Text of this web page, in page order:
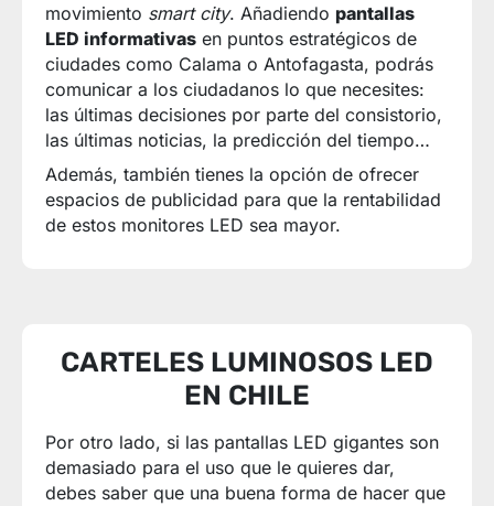
movimiento smart city. Añadiendo pantallas
LED informativasen puntos estratégicos de
ciudades como Calama o Antofagasta, podrás
comunicar a los ciudadanos lo que necesites:
las últimas decisiones por parte del consistorio,
las últimas noticias, la predicción del tiempo…
Además, también tienes la opción de ofrecer
espacios de publicidad para que la rentabilidad
de estos monitores LED sea mayor.
CARTELES LUMINOSOS LED
EN CHILE
Por otro lado, si las pantallas LED gigantes son
demasiado para el uso que le quieres dar,
debes saber que una buena forma de hacer que